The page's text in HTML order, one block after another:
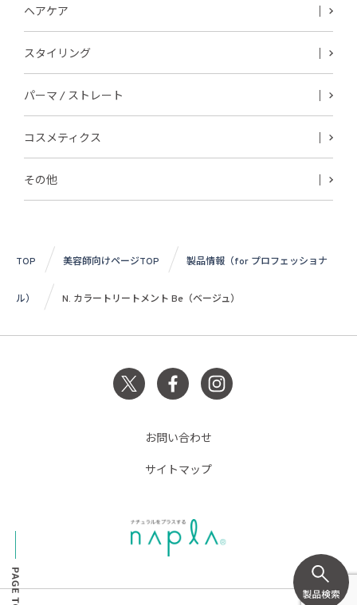
ヘアケア
スタイリング
パーマ / ストレート
コスメティクス
その他
TOP 美容師向けページTOP 製品情報（for プロフェッショナ
ル） N. カラートリートメント Be（ベージュ）
お問い合わせ
サイトマップ